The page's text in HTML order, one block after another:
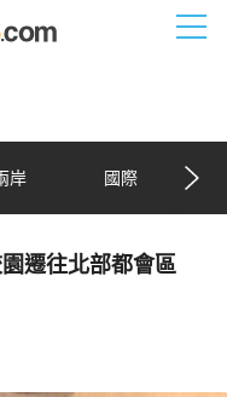
岸 國際
遷往北部都會區